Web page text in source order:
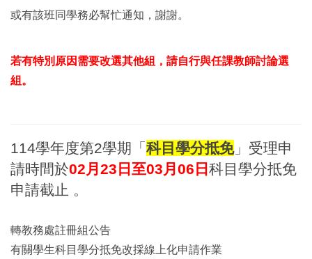
或有該班同學務必幫忙通知，謝謝。
若有特別原因需要改選其他組，請自行與任課教師討論選
組。
114學年度第2學期「 科目學分抵免」受理申
請時間於02月23日至03月06日 科目學分抵免
申請截止 。
轉教務處註冊組公告
有關學生科目學分抵免改採線上化申請作業